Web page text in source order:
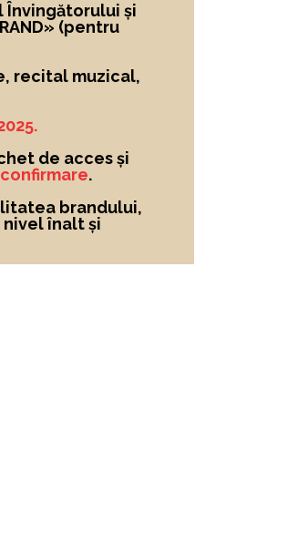
Învingătorului și
(pentru
recital muzical,
de acces și
.
brandului,
înalt și